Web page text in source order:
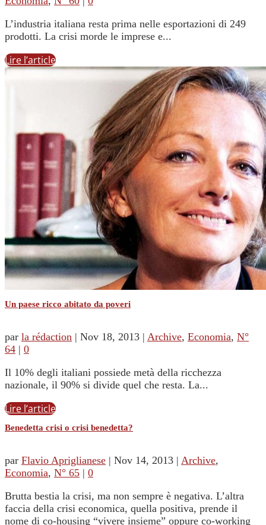
L’industria italiana resta prima nelle esportazioni di 249
prodotti. La crisi morde le imprese e...
Lire l’article
Un paese ricco abitato da poveri
par la rédaction | Nov 18, 2013 | Archive, Economia, N°
64 | 0
Il 10% degli italiani possiede metà della ricchezza
nazionale, il 90% si divide quel che resta. La...
Lire l’article
Benedetta crisi o crisi benedetta?
par Flavio Apriglianese | Nov 14, 2013 | Archive,
Economia, N° 65 | 0
Brutta bestia la crisi, ma non sempre è negativa. L’altra
faccia della crisi economica, quella positiva, prende il
nome di co-housing “vivere insieme” oppure co-working